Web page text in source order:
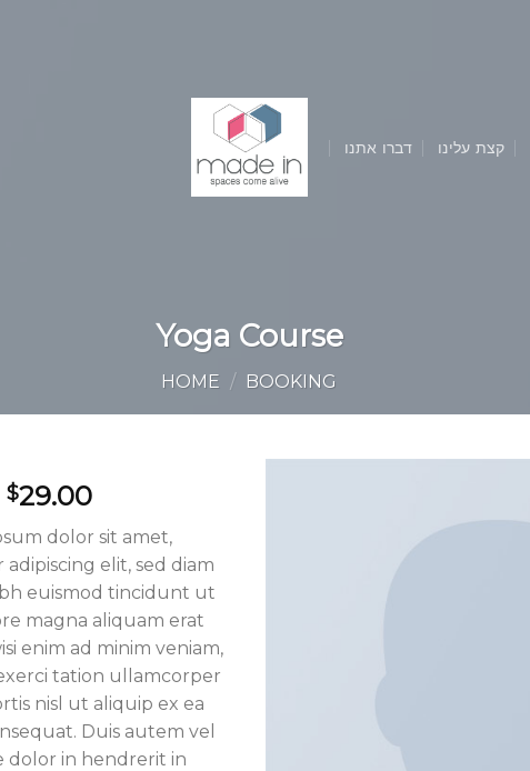
קצת עלינו דברו אתנו
Yoga Course
HOME / BOOKING
$29.00
dolor sit amet,
elit, sed diam
euismod tincidunt ut
magna aliquam erat
enim ad minim veniam,
tation ullamcorper
nisl ut aliquip ex ea
Duis autem vel
dolor in hendrerit in